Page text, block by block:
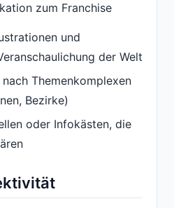
zum Franchise
und
der Welt
Themenkomplexen
Bezirke)
oder Infokästen, die